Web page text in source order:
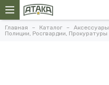
Главная Каталог Аксессуары
Полиции, Росгвардии, Прокуратуры